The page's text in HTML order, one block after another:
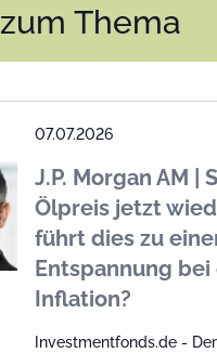
Thema
07.07.2026
J.P. Morgan AM |
Ölpreis jetzt
führt dies zu
Entspannung bei
Inflation?
Investmentfonds.de -